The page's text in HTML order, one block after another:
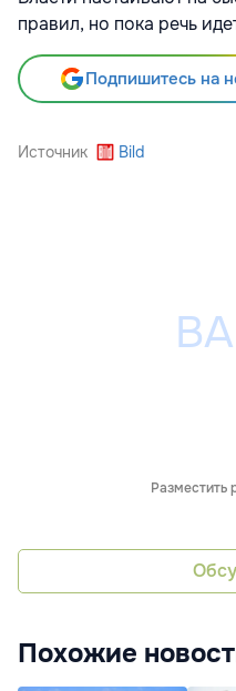
правил, но пока речь
Подпишитесь на
Источник Bild
Разместить
Похожие